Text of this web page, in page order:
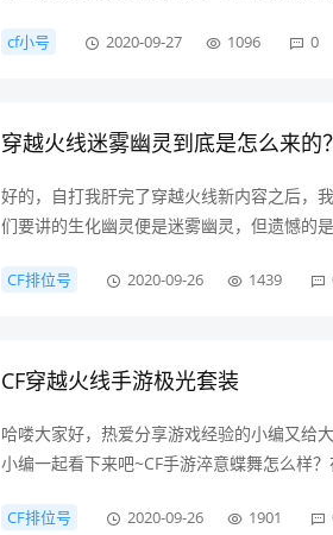
战对野怪伤害加成的效果，改为了普攻或技
cf小号 2020-09-27 1096 0
穿越火线迷雾幽灵到底是怎么来的？
好的，自打我肝完了穿越火线新内容之后，
们要讲的生化幽灵便是迷雾幽灵，但遗憾的
可以看一下官方的描述，是这样的“身世就
CF排位号 2020-09-26 1439
CF穿越火线手游极光套装
哈喽大家好，热爱分享游戏经验的小编又给
小编一起看下来吧~CF手游淬意蝶舞怎么样
系列的第一套万化套装皮肤淬意蝶舞，这款
CF排位号 2020-09-26 1901